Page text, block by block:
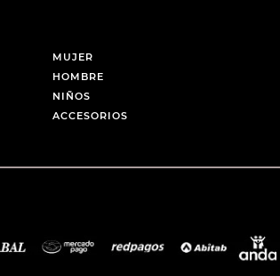
MUJER
HOMBRE
NIÑOS
ACCESORIOS